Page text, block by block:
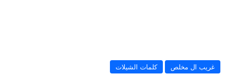
غريب ال مخلص كلمات الشيلات